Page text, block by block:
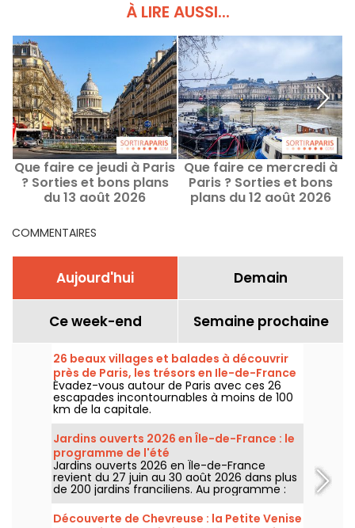
À LIRE AUSSI...
Que faire ce jeudi à Paris
? Sorties et bons plans
du 13 août 2026
Que faire ce mercredi à
Paris ? Sorties et bons
plans du 12 août 2026
COMMENTAIRES
Aujourd'hui Demain
Ce week-end Semaine prochaine
26 beaux villages et balades à découvrir
près de Paris, les trésors en Ile-de-France
Évadez-vous autour de Paris avec ces 26
escapades incontournables à moins de 100
km de la capitale.
Jardins ouverts 2026 en Île-de-France : le
programme de l'été
Jardins ouverts 2026 en Île-de-France
revient du 27 juin au 30 août 2026 dans plus
de 200 jardins franciliens. Au programme :
concerts, spectacles, visites, ateliers et
installations artistiques.
Découverte de Chevreuse : la Petite Venise